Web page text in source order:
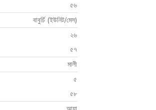
৫৬
বাবুর্চি (ইউনিট/মেস)
২৬
৫৭
মালী
৫
৫৮